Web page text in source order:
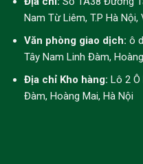
Nam Từ Liêm, T.P Hà Nội,
Văn phòng giao dịch: ô
Tây Nam Linh Đàm,
Địa chỉ Kho hàng: Lô 2
Đàm, Hoàng Mai, Hà Nội